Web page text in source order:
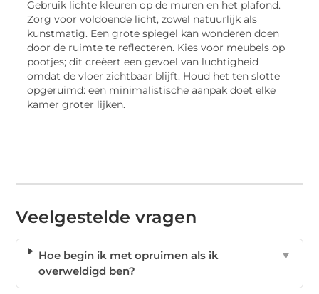
Gebruik lichte kleuren op de muren en het plafond.
Zorg voor voldoende licht, zowel natuurlijk als
kunstmatig. Een grote spiegel kan wonderen doen
door de ruimte te reflecteren. Kies voor meubels op
pootjes; dit creëert een gevoel van luchtigheid
omdat de vloer zichtbaar blijft. Houd het ten slotte
opgeruimd: een minimalistische aanpak doet elke
kamer groter lijken.
Veelgestelde vragen
Hoe begin ik met opruimen als ik
overweldigd ben?
▼